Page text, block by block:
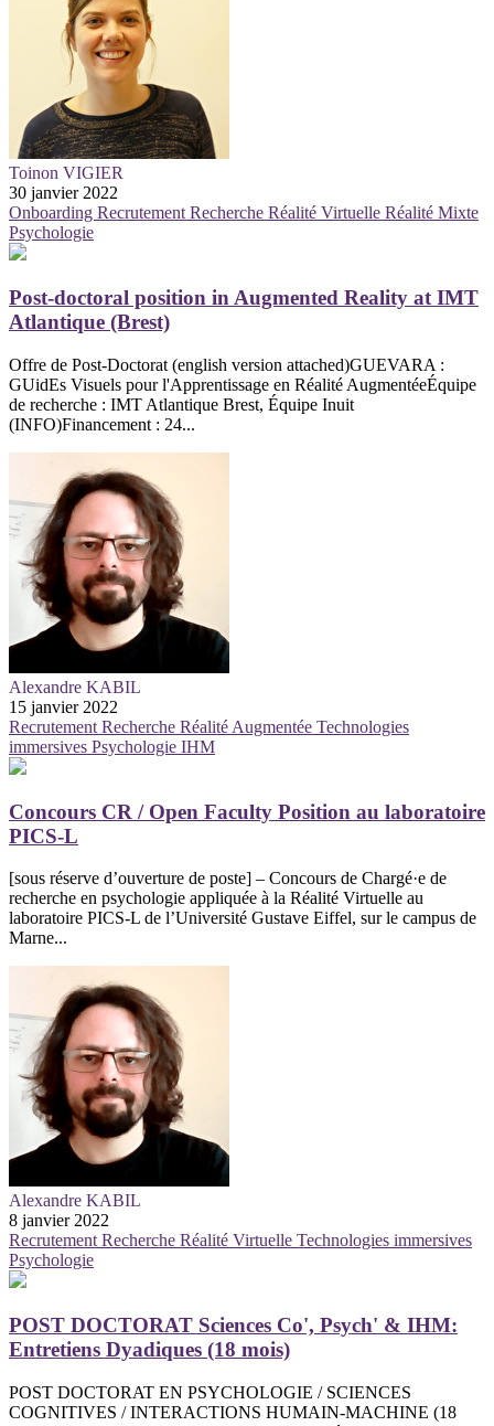
Toinon VIGIER
30 janvier 2022
Onboarding RecrutementRecherche Réalité Virtuelle Réalité Mixte
Psychologie
Post-doctoral position in Augmented Reality at IMT
Atlantique (Brest)
Offre de Post-Doctorat (english version attached)GUEVARA :
GUidEs Visuels pour l'Apprentissage en Réalité AugmentéeÉquipe
de recherche : IMT Atlantique Brest, Équipe Inuit
(INFO)Financement : 24...
Alexandre KABIL
15 janvier 2022
Recrutement Recherche Réalité Augmentée Technologies
immersives Psychologie IHM
Concours CR / Open Faculty Position au laboratoire
PICS-L
[sous réserve d’ouverture de poste] – Concours de Chargé·e de
recherche en psychologie appliquée à la Réalité Virtuelle au
laboratoire PICS-L de l’Université Gustave Eiffel, sur le campus de
Marne...
Alexandre KABIL
8 janvier 2022
Recrutement Recherche Réalité Virtuelle Technologies immersives
Psychologie
POST DOCTORAT Sciences Co', Psych' & IHM:
Entretiens Dyadiques (18 mois)
POST DOCTORAT EN PSYCHOLOGIE / SCIENCES
COGNITIVES / INTERACTIONS HUMAIN-MACHINE (18